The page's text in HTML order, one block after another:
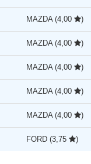
MAZDA (4,00 )
MAZDA (4,00 )
MAZDA (4,00 )
MAZDA (4,00 )
MAZDA (4,00 )
FORD (3,75 )